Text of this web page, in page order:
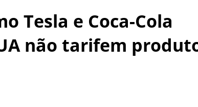
Tesla e Coca-Cola
não tarifem